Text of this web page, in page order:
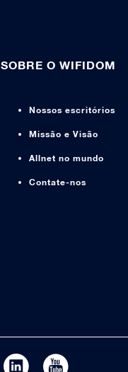
SOBRE O WIFIDOM
Nossos escritórios
Missão e Visão
Allnet no mundo
Contate-nos